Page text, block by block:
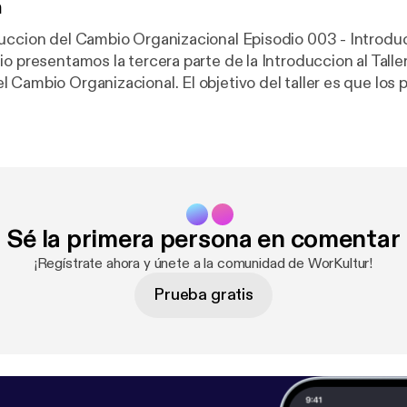
Organizacional Episodio 003 - Introduccion al Taller
presentamos la tercera parte de la Introduccion al
El objetivo del taller es que los participantes
de dos de los actores clave en los procesos de
Sé la primera persona en comentar
¡Regístrate ahora y únete a la comunidad de WorKultur!
Prueba gratis